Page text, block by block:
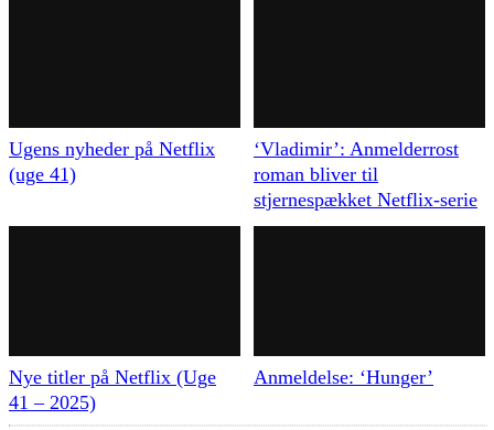
Ugens nyheder på Netflix
(uge 41)
‘Vladimir’: Anmelderrost
roman bliver til
stjernespækket Netflix-serie
Nye titler på Netflix (Uge
41 – 2025)
Anmeldelse: ‘Hunger’